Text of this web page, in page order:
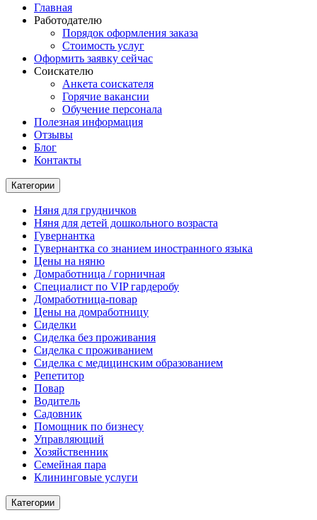
Главная
Работодателю
Порядок оформления заказа
Стоимость услуг
Оформить заявку сейчас
Соискателю
Анкета соискателя
Горячие вакансии
Обучение персонала
Полезная информация
Отзывы
Блог
Контакты
Категории
Няня для грудничков
Няня для детей дошкольного возраста
Гувернантка
Гувернантка со знанием иностранного языка
Цены на няню
Домработница / горничная
Cпециалист по VIP гардеробу
Домработница-повар
Цены на домработницу
Сиделки
Сиделка без проживания
Сиделка с проживанием
Сиделка с медицинским образованием
Репетитор
Повар
Водитель
Садовник
Помощник по бизнесу
Управляющий
Хозяйственник
Семейная пара
Клининговые услуги
Категории